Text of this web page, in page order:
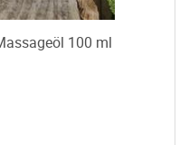
100 ml